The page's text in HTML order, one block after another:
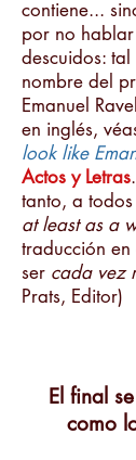
contiene...
por no
descuidos:
nombre del
Emanuel
en inglés,
look like
Actos y Letras
tanto, a
at least as a
traducción
ser cada vez
Prats, Editor)
El final
como